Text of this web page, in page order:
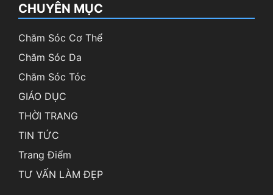
CHUYÊN MỤC
Chăm Sóc Cơ Thể
Chăm Sóc Da
Chăm Sóc Tóc
GIÁO DỤC
THỜI TRANG
TIN TỨC
Trang Điểm
TƯ VẤN LÀM ĐẸP